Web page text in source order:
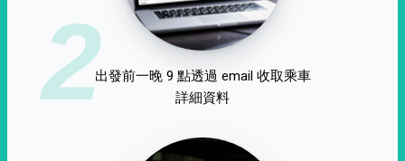
2出發前一晚 9 點透過 email 收取乘車
詳細資料